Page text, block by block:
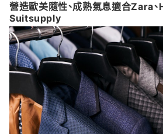
營造歐美隨性、成熟氣息適合Zara
Suitsupply